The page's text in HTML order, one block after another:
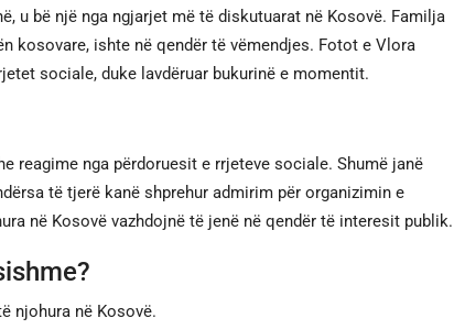
u bë një nga ngjarjet më të diskutuarat në Kosovë. Familja
kosovare, ishte në qendër të vëmendjes. Fotot e Vlora
sociale, duke lavdëruar bukurinë e momentit.
reagime nga përdoruesit e rrjeteve sociale. Shumë janë
të tjerë kanë shprehur admirim për organizimin e
në Kosovë vazhdojnë të jenë në qendër të interesit publik.
njohura në Kosovë.